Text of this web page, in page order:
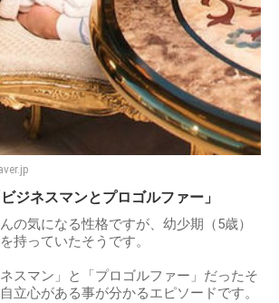
ジネスマンとプロゴルファー」
の気になる性格ですが、幼少期（5歳）
持っていたそうです。
スマン」と「プロゴルファー」だったそ
立心がある事が分かるエピソードです。